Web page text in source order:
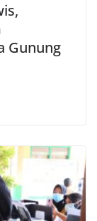
Gunung